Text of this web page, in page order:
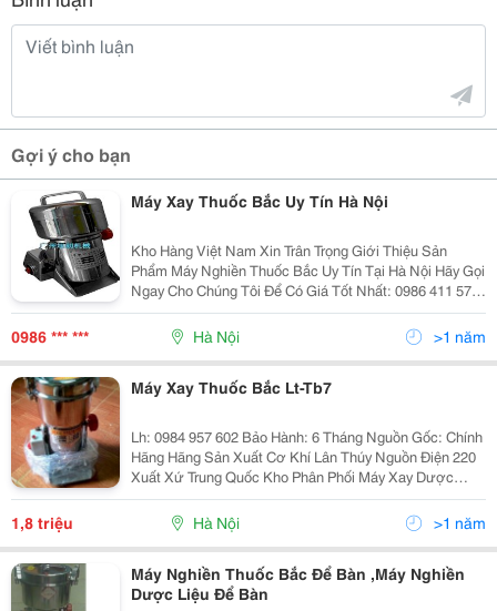
Gợi ý cho bạn
Máy Xay Thuốc Bắc Uy Tín Hà Nội
Kho Hàng Việt Nam Xin Trân Trọng Giới Thiệu Sản
Phẩm Máy Nghiền Thuốc Bắc Uy Tín Tại Hà Nội Hãy Gọi
Ngay Cho Chúng Tôi Để Có Giá Tốt Nhất: 0986 411 579
0934.581.022 (Mr.hạ) Nhân Dịp Noel Có Khuyễn Mãi
Giảm Giá Cho Tất Cả Các Mặt Hàng Bán Ra
0986 *** *** Hà Nội >1 năm
Máy Xay Thuốc Bắc Lt-Tb7
Lh: 0984 957 602 Bảo Hành: 6 Tháng Nguồn Gốc: Chính
Hãng Hãng Sản Xuất Cơ Khí Lân Thúy Nguồn Điện 220
Xuất Xứ Trung Quốc Kho Phân Phối Máy Xay Dược
Liệu, Máy Xay Nghiền Thuốc Bắc, Thảo Dược Nhập
1,8 triệu Hà Nội >1 năm
Máy Nghiền Thuốc Bắc Để Bàn ,Máy Nghiền
Dược Liệu Để Bàn